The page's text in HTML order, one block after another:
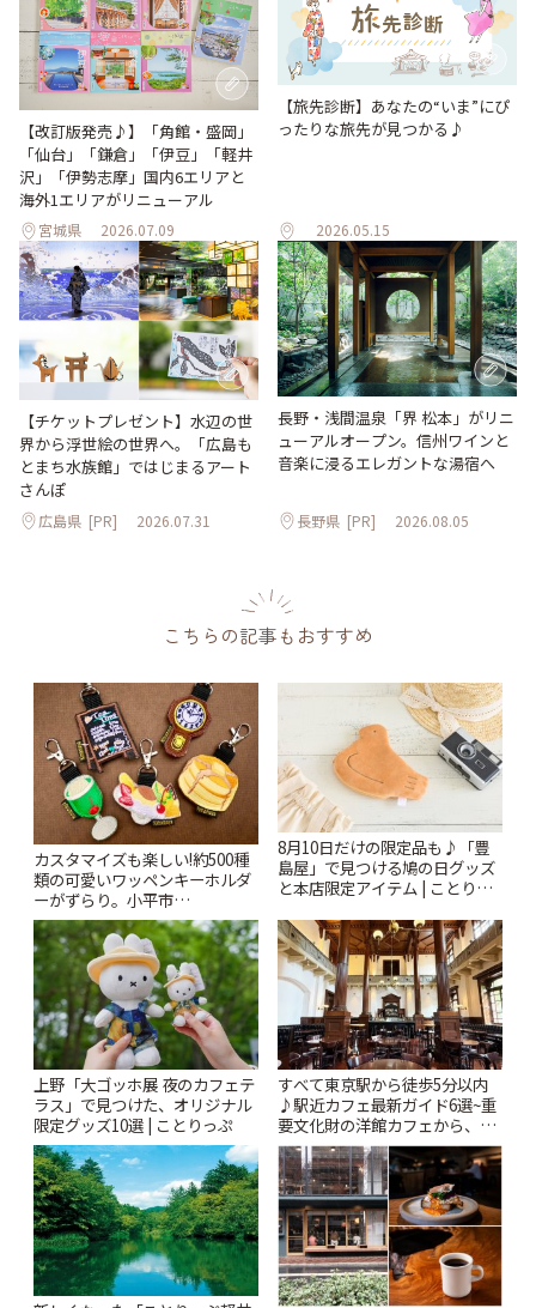
【改訂版発売♪】「角館・盛岡」
「仙台」「鎌倉」「伊豆」「軽井
沢」「伊勢志摩」国内6エリアと
海外1エリアがリニューアル
宮城県 2026.07.09
【旅先診断】あなたの“いま”にぴ
ったりな旅先が見つかる♪
2026.05.15
【チケットプレゼント】水辺の世
界から浮世絵の世界へ。「広島も
とまち水族館」ではじまるアート
さんぽ
広島県 [PR] 2026.07.31
長野・浅間温泉「界 松本」がリニ
ューアルオープン。信州ワインと
音楽に浸るエレガントな湯宿へ
長野県 [PR] 2026.08.05
こちらの記事もおすすめ
カスタマイズも楽しい!約500種
類の可愛いワッペンキーホルダ
ーがずらり。小平市
「Kimamaya T&K」 | ことりっ
ぷ
8月10日だけの限定品も♪「豊
島屋」で見つける鳩の日グッズ
と本店限定アイテム | ことりっ
上野「大ゴッホ展 夜のカフェテ
ラス」で見つけた、オリジナル
限定グッズ10選 | ことりっぷ
すべて東京駅から徒歩5分以内
♪駅近カフェ最新ガイド6選~重
要文化財の洋館カフェから、改
札すぐのレトロ喫茶まで~ | こと
りっぷ